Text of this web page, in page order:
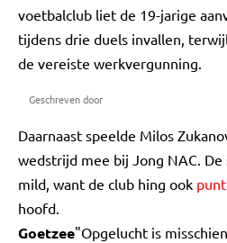
voetbalclub liet de 19-jarige
tijdens drie duels invallen,
de vereiste werkvergunning.
Geschreven door
Daarnaast speelde Milos
wedstrijd mee bij Jong NAC.
mild, want de club hing ook
hoofd.
Goetzee"Opgelucht is